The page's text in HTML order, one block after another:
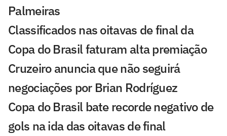
Palmeiras
Classificados nas oitavas de final da
Copa do Brasil faturam alta premiação
Cruzeiro anuncia que não seguirá
negociações por Brian Rodríguez
Copa do Brasil bate recorde negativo de
gols na ida das oitavas de final